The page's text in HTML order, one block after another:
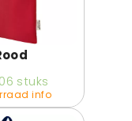
stuks
info